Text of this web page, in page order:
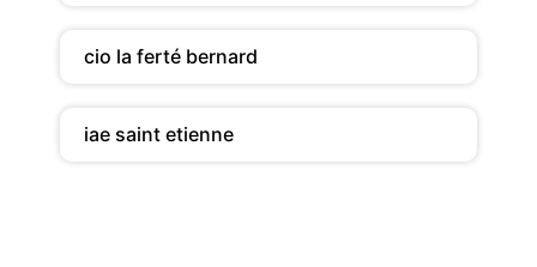
cio la ferté bernard
iae saint etienne